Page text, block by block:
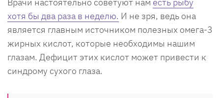
хотя бы два раза в неделю. И не зря, ведь она
является главным источником полезных омега-3
жирных кислот, которые необходимы нашим
глазам. Дефицит этих кислот может привести к
синдрому сухого глаза.